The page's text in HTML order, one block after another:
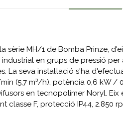
sèrie MH/1 de Bomba Prinze,
en grups de pressió
La seva instal·lació s'ha
(5,7 m³/h), potència 0,6 kW /
en tecnopolímer Noryl.
F, protecció IP44, 2.850